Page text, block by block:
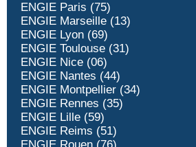
ENGIE Paris (75)
ENGIE Marseille (13)
ENGIE Lyon (69)
ENGIE Toulouse (31)
ENGIE Nice (06)
ENGIE Nantes (44)
ENGIE Montpellier (34)
ENGIE Rennes (35)
ENGIE Lille (59)
ENGIE Reims (51)